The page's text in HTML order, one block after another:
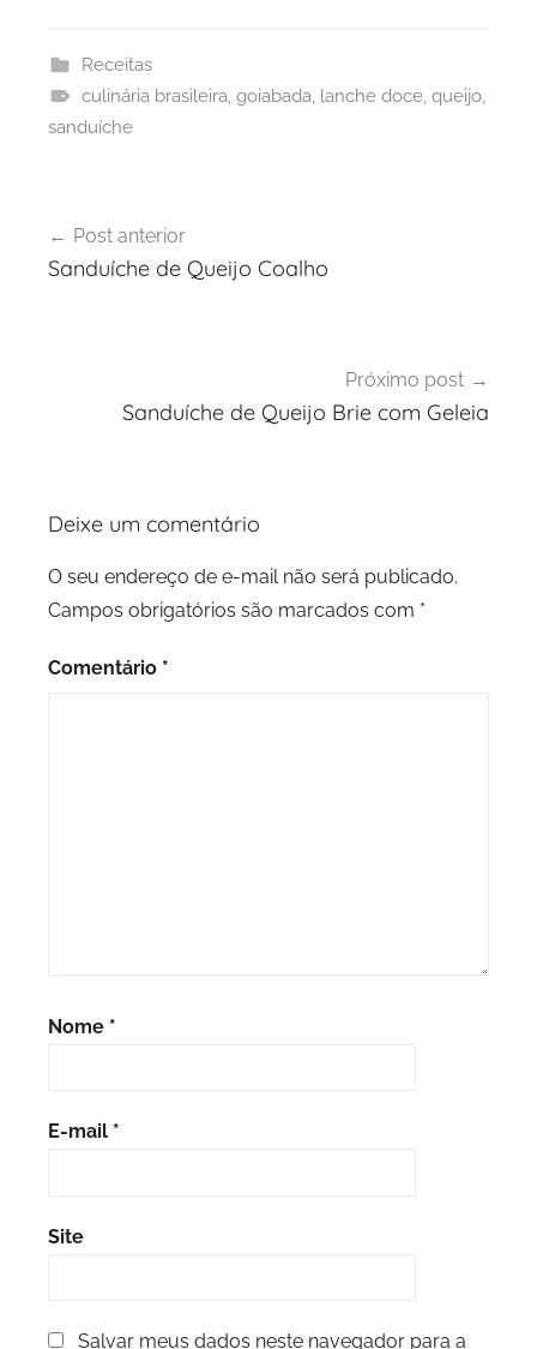
Receitas
culinária brasileira goiabada lanche doce, queijo,
sanduíche
de
Post anterior
Sanduíche de Queijo Coalho
Próximo post
Sanduíche de Queijo Brie com Geleia
Deixe um comentário
O seu endereço de e-mail não será publicado.
Campos obrigatórios são marcados com *
Comentário *
Nome *
E-mail *
Site
Salvar meus dados neste navegador para a